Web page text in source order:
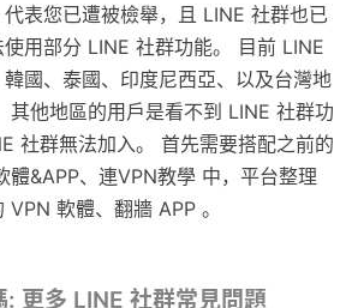
表您已遭被檢舉，且 LINE 社群也已
用部分 LINE 社群功能。 目前 LINE
國、泰國、印度尼西亞、以及台灣地
其他地區的用戶是看不到 LINE 社群功
社群無法加入。 首先需要搭配之前的
體&APP、連VPN教學 中，平台整理
軟體、翻牆 APP 。
更多 LINE 社群常見問題